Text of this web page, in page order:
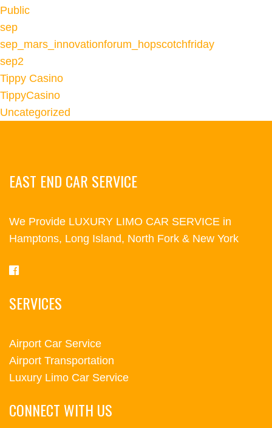
Public
sep
sep_mars_innovationforum_hopscotchfriday
sep2
Tippy Casino
TippyCasino
Uncategorized
EAST END CAR SERVICE
We Provide LUXURY LIMO CAR SERVICE in
Hamptons, Long Island, North Fork & New York
SERVICES
Airport Car Service
Airport Transportation
Luxury Limo Car Service
CONNECT WITH US